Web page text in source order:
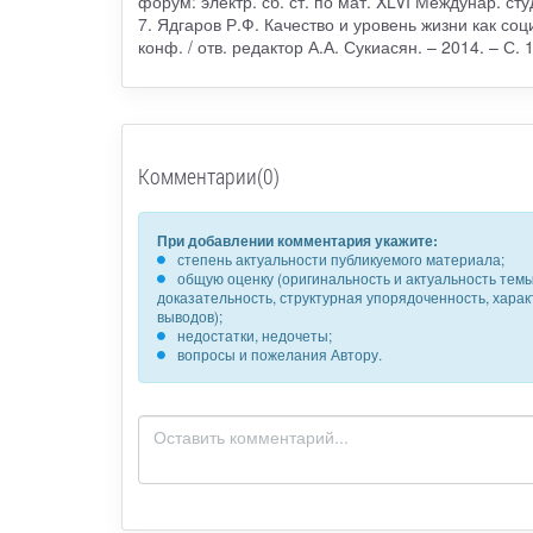
7. Ядгаров Р.Ф. Качество и уровень жизни как
конф. / отв. редактор А.А. Сукиасян. – 2014. – С.
Комментарии(0)
При добавлении комментария укажите:
степень актуальности публикуемого материала;
общую оценку (оригинальность и актуальность
доказательность, структурная упорядоченность,
выводов);
недостатки, недочеты;
вопросы и пожелания Автору.